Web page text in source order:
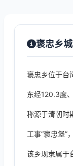
褒忠乡
褒忠乡位于台
东经120.3度
称源于清朝时
工事“褒忠堡”
该乡现隶属于